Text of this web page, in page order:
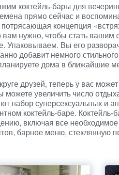
коктейль-бары для
прямо сейчас и
потрясающая концепция
вам нужно, чтобы стать вашим
Упаковываем. Вы его
добавит немного
дома в ближайшие
друзей, теперь у вас
увеличить число
набор суперсексуальных и
коктейль-баре. Коктейль-
включая все
барное меню, стеклянную